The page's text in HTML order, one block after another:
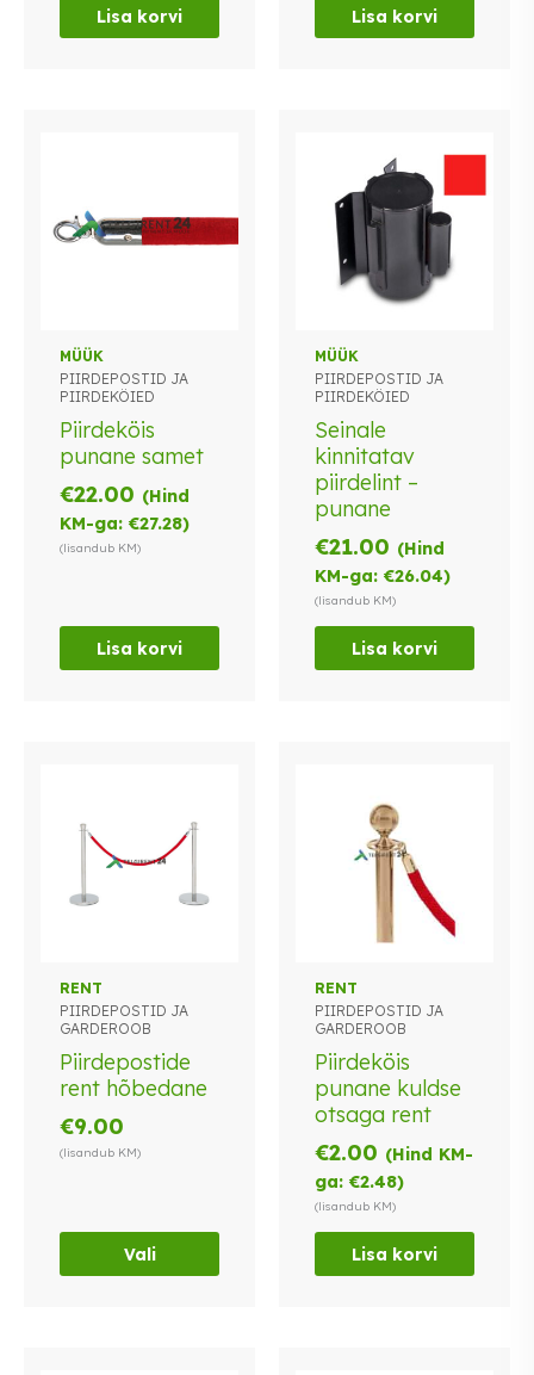
Lisa korvi Lisa korvi
MÜÜK
PIIRDEPOSTID JA
PIIRDEKÖIED
Piirdeköis
punane samet
€22.00 (Hind
KM-ga:€27.28)
(lisandub KM)
Lisa korvi
MÜÜK
PIIRDEPOSTID JA
PIIRDEKÖIED
Seinale
kinnitatav
piirdelint –
punane
€21.00 (Hind
KM-ga:€26.04)
(lisandub KM)
Lisa korvi
RENT
PIIRDEPOSTID JA
GARDEROOB
Piirdepostide
rent hõbedane
€9.00
(lisandub KM)
Vali
Sellel
tootel
on
mitu
varianti.
Valikuid
saab
RENT
PIIRDEPOSTID JA
GARDEROOB
Piirdeköis
punane kuldse
otsaga rent
€2.00 (Hind KM-
ga:€2.48)
(lisandub KM)
Lisa korvi